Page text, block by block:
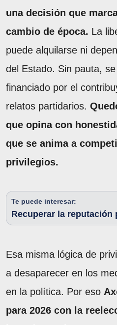
una decisión que
cambio de época. La
puede alquilarse ni
del Estado. Sin pauta,
financiado por el
relatos partidarios.
que opina con
que se anima a
privilegios.
Te puede interesar:
Recuperar la reputación
Esa misma lógica de
a desaparecer en los
en la política. Por eso
para 2026 con la